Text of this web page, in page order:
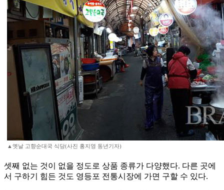
▲옛날 고향순대국 식당(사진 홍지영 동년기자)
셋째 없는 것이 없을 정도로 상품 종류가 다양했다. 다른 곳에
서 구하기 힘든 것도 영등포 전통시장에 가면 구할 수 있다.